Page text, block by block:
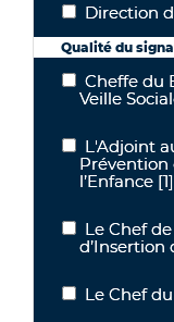
Direction des
Direction
Qualité du
Cheffe du
Cheffe du
Veille
L'Adjoint au
L'Adjoint
Prévention
l’Enfance [1]
Le Chef de la
Le Chef
d’Insertion
Le Chef du
Le Chef